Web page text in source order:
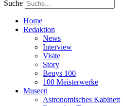
Suche
Home
Redaktion
News
Interview
Visite
Story
Beuys 100
100 Meisterwerke
Museen
Astronomisches Kabinett